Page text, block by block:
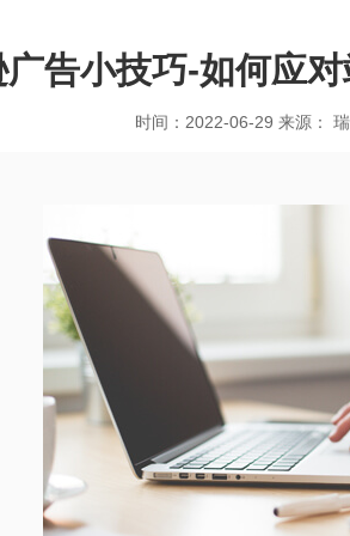
告小技巧-如何应
时间：2022-06-29 来源：